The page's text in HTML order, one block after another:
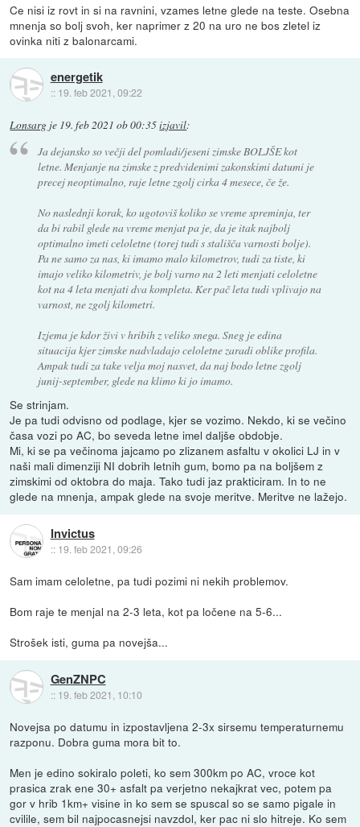
Ce nisi iz rovt in si na ravnini, vzames letne glede na teste. Osebna
mnenja so bolj svoh, ker naprimer z 20 na uro ne bos zletel iz
ovinka niti z balonarcami.
energetik
:: 19. feb 2021, 09:22
Lonsarg je 19. feb 2021 ob 00:35izjavil:
Ja dejansko so večji del pomladi/jeseni zimske BOLJŠE kot
letne. Menjanje na zimske z predvidenimi zakonskimi datumi je
precej neoptimalno, raje letne zgolj cirka 4 mesece, če že.
No naslednji korak, ko ugotoviš koliko se vreme spreminja, ter
da bi rabil glede na vreme menjat pa je, da je itak najbolj
optimalno imeti celoletne (torej tudi s stališča varnosti bolje).
Pa ne samo za nas, ki imamo malo kilometrov, tudi za tiste, ki
imajo veliko kilometriv, je bolj varno na 2 leti menjati celoletne
kot na 4 leta menjati dva kompleta. Ker pač leta tudi vplivajo na
varnost, ne zgolj kilometri.
Izjema je kdor živi v hribih z veliko snega. Sneg je edina
situacija kjer zimske nadvladajo celoletne zaradi oblike profila.
Ampak tudi za take velja moj nasvet, da naj bodo letne zgolj
junij-september, glede na klimo ki jo imamo.
Se strinjam.
Je pa tudi odvisno od podlage, kjer se vozimo. Nekdo, ki se večino
časa vozi po AC, bo seveda letne imel daljše obdobje.
Mi, ki se pa večinoma jajcamo po zlizanem asfaltu v okolici LJ in v
naši mali dimenziji NI dobrih letnih gum, bomo pa na boljšem z
zimskimi od oktobra do maja. Tako tudi jaz prakticiram. In to ne
glede na mnenja, ampak glede na svoje meritve. Meritve ne lažejo.
Invictus
:: 19. feb 2021, 09:26
Sam imam celoletne, pa tudi pozimi ni nekih problemov.
Bom raje te menjal na 2-3 leta, kot pa ločene na 5-6...
Strošek isti, guma pa novejša...
GenZNPC
:: 19. feb 2021, 10:10
Novejsa po datumu in izpostavljena 2-3x sirsemu temperaturnemu
razponu. Dobra guma mora bit to.
Men je edino sokiralo poleti, ko sem 300km po AC, vroce kot
prasica zrak ene 30+ asfalt pa verjetno nekajkrat vec, potem pa
gor v hrib 1km+ visine in ko sem se spuscal so se samo pigale in
cvilile, sem bil najpocasnejsi navzdol, ker pac ni slo hitreje. Ko sem